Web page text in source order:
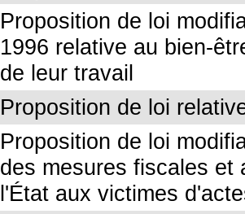
Proposition de loi
1996 relative au bien-
de leur travail
Proposition de loi
Proposition de loi
des mesures fiscales et
l'État aux victimes